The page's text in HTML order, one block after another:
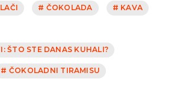
# ČOKOLADA # KAVA
ŠTO STE DANAS KUHALI?
# ČOKOLADNI TIRAMISU